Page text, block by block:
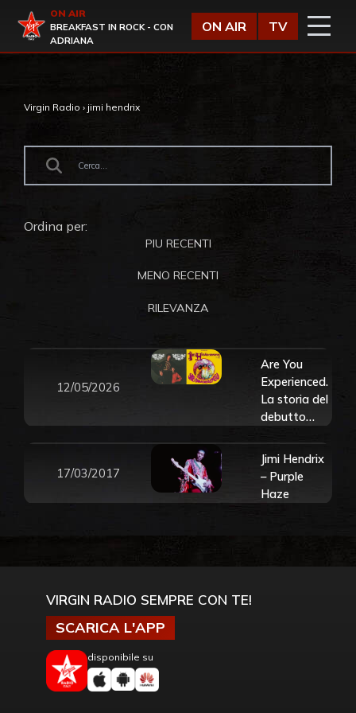
Virgin Radio
ON AIR
BREAKFAST IN ROCK - CON
ADRIANA
ON AIR TV
Virgin Radio › jimi hendrix
Ordina per:
PIU RECENTI
MENO RECENTI
RILEVANZA
12/05/2026
Are You
Experienced.
La storia del
debutto
di Jimi
Hendrix che
cambiò per
sempre il
17/03/2017
Jimi Hendrix
– Purple
Haze
VIRGIN RADIO SEMPRE CON TE!
SCARICA L'APP
disponibile su